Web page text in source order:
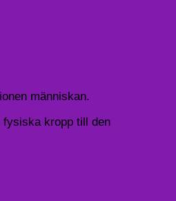
människan.
fysiska kropp till den